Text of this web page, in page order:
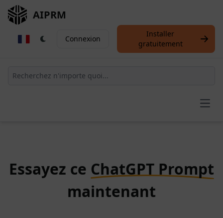
AIPRM
Connexion
Installer
gratuitement
Essayez ce ChatGPT Prompt
maintenant